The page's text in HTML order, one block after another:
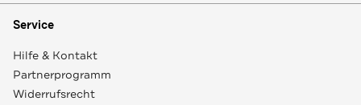
Service
Hilfe & Kontakt
Partnerprogramm
Widerrufsrecht